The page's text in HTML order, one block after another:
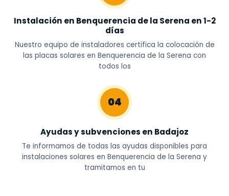
Instalación en Benquerencia de la Serena en 1-2
días
Nuestro equipo de instaladores certifica la colocación de
las placas solares en Benquerencia de la Serena con
todos los
04
Ayudas y subvenciones en Badajoz
Te informamos de todas las ayudas disponibles para
instalaciones solares en Benquerencia de la Serena y
tramitamos en tu